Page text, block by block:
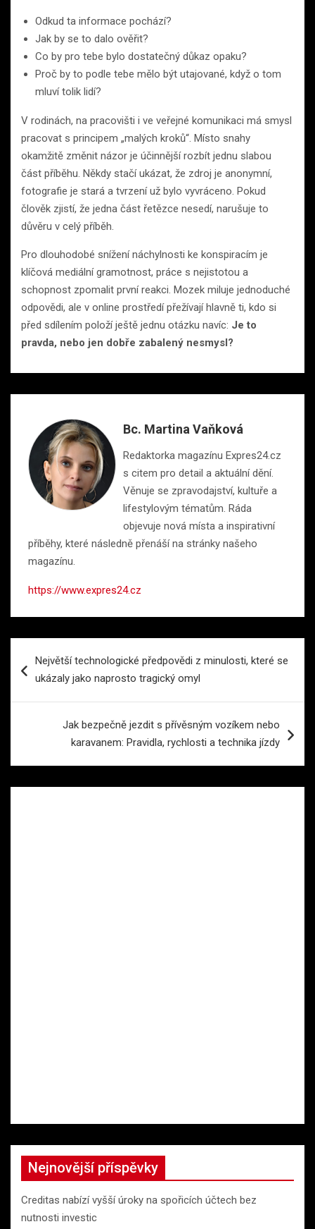
Odkud ta informace pochází?
Jak by se to dalo ověřit?
Co by pro tebe bylo dostatečný důkaz opaku?
Proč by to podle tebe mělo být utajované, když o tom
mluví tolik lidí?
V rodinách, na pracovišti i ve veřejné komunikaci má smysl
pracovat s principem „malých kroků“. Místo snahy
okamžitě změnit názor je účinnější rozbít jednu slabou
část příběhu. Někdy stačí ukázat, že zdroj je anonymní,
fotografie je stará a tvrzení už bylo vyvráceno. Pokud
člověk zjistí, že jedna část řetězce nesedí, narušuje to
důvěru v celý příběh.
Pro dlouhodobé snížení náchylnosti ke konspiracím je
klíčová mediální gramotnost, práce s nejistotou a
schopnost zpomalit první reakci. Mozek miluje jednoduché
odpovědi, ale v online prostředí přežívají hlavně ti, kdo si
před sdílením položí ještě jednu otázku navíc: Je to
pravda, nebo jen dobře zabalený nesmysl?
Bc. Martina Vaňková
Redaktorka magazínu Expres24.cz
s citem pro detail a aktuální dění.
Věnuje se zpravodajství, kultuře a
lifestylovým tématům. Ráda
objevuje nová místa a inspirativní
příběhy, které následně přenáší na stránky našeho
magazínu.
https://www.expres24.cz
proNejvětší technologické předpovědi z minulosti, které se
ukázaly jako naprosto tragický omyl
Jak bezpečně jezdit s přívěsným vozíkem nebo
karavanem: Pravidla, rychlosti a technika jízdy
Nejnovější příspěvky
Creditas nabízí vyšší úroky na spořicích účtech bez
nutnosti investic